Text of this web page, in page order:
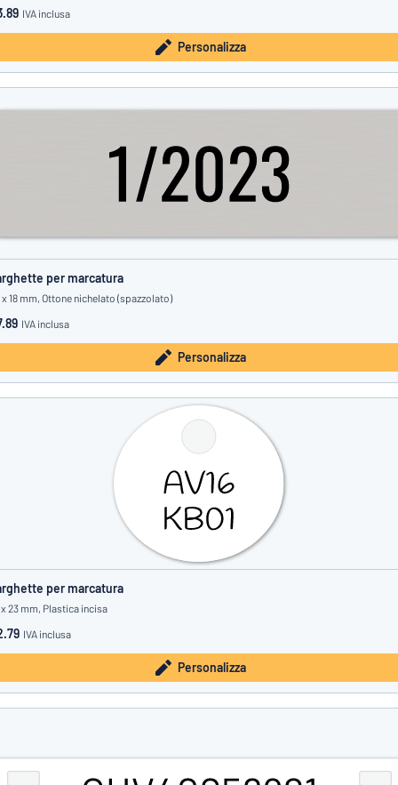
IVA inclusa
Personalizza
per marcatura
18 mm, Ottone nichelato (spazzolato)
IVA inclusa
Personalizza
per marcatura
23 mm, Plastica incisa
IVA inclusa
Personalizza